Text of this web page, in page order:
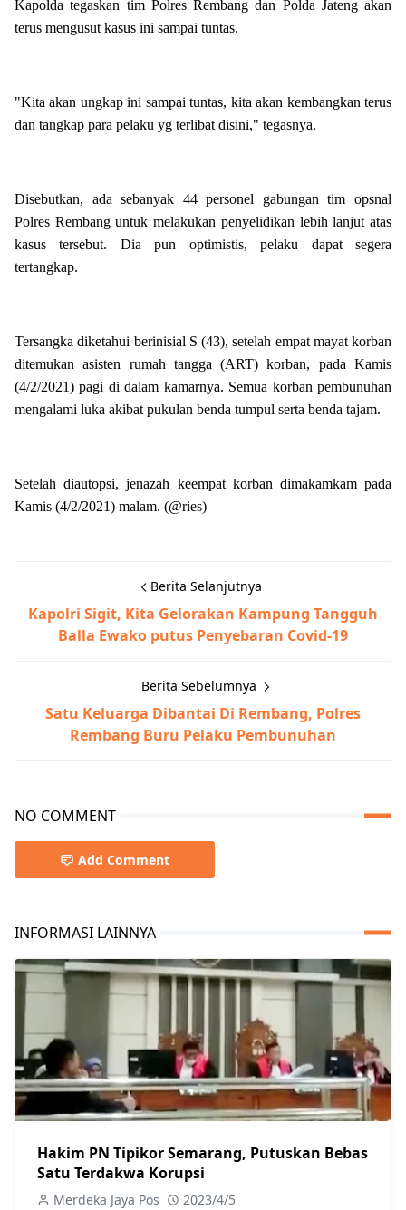
Kapolda tegaskan tim Polres Rembang dan Polda Jateng akan
terus mengusut kasus ini sampai tuntas.
"Kita akan ungkap ini sampai tuntas, kita akan kembangkan terus
dan tangkap para pelaku yg terlibat disini," tegasnya.
Disebutkan, ada sebanyak 44 personel gabungan tim opsnal
Polres Rembang untuk melakukan penyelidikan lebih lanjut atas
kasus tersebut. Dia pun optimistis, pelaku dapat segera
tertangkap.
Tersangka diketahui berinisial S (43), setelah empat mayat korban
ditemukan asisten rumah tangga (ART) korban, pada Kamis
(4/2/2021) pagi di dalam kamarnya. Semua korban pembunuhan
mengalami luka akibat pukulan benda tumpul serta benda tajam.
Setelah diautopsi, jenazah keempat korban dimakamkam pada
Kamis (4/2/2021) malam. (@ries)
Berita Selanjutnya
Kapolri Sigit, Kita Gelorakan Kampung Tangguh
Balla Ewako putus Penyebaran Covid-19
Berita Sebelumnya
Satu Keluarga Dibantai Di Rembang, Polres
Rembang Buru Pelaku Pembunuhan
NO COMMENT
Add Comment
INFORMASI LAINNYA
Hakim PN Tipikor Semarang, Putuskan Bebas
Satu Terdakwa Korupsi
Merdeka Jaya Pos 2023/4/5